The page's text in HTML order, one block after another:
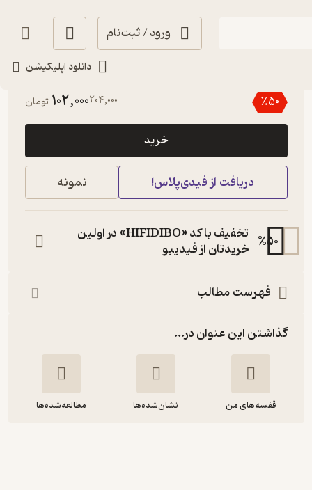
ورود / ثبت‌نام
دانلود اپلیکیشن
آموزنده 🦉(
٪50
204,000
102,000 تومان
خرید
دریافت از فیدی‌پلاس! نمونه
%50
تخفیف با کد «HIFIDIBO» در اولین
خریدتان از فیدیبو
فهرست مطالب
گذاشتن این عنوان در...
قفسه‌های من نشان‌شده‌ها مطالعه‌شده‌ها